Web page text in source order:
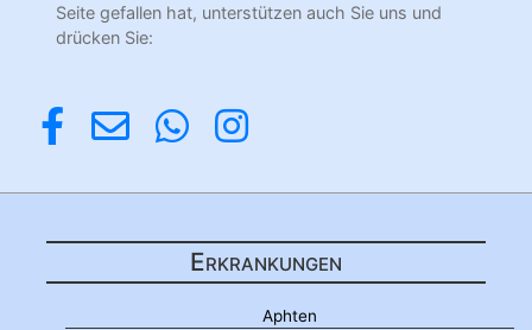
Seite gefallen hat, unterstützen auch Sie uns und
drücken Sie:
Erkrankungen
Aphten